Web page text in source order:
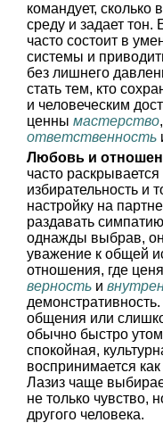
командует, сколько
среду и задает
часто состоит в
системы и
без лишнего
стать тем, кто
и человеческим
ценны мастерство,
ответственность
Любовь и
часто
избирательность и
настройку на
раздавать
однажды выбрав, он
уважение к общей
отношения, где
верность и
общения или
обычно быстро
спокойная,
воспринимается
Лазиз чаще
не только чувство,
другого человека.